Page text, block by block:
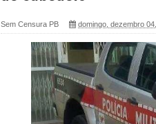
470 próteses dentárias já foram
Festa de Santana 2026 será
de Marí lamenta a morte da ex-
Sem Censura PB domingo, dezembro